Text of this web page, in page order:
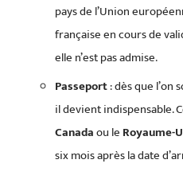
pays de l’Union
française en cours de
elle n’est pas admise.
Passeport: dès que l’on
il devient indispensable.
Canadaou le Royaume-
six mois après la date